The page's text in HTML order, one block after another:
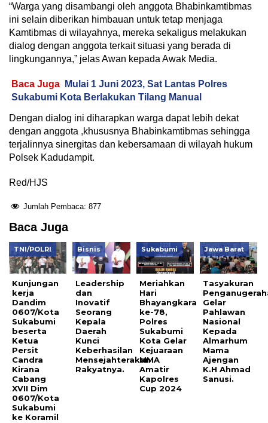
“Warga yang disambangi oleh anggota Bhabinkamtibmas
ini selain diberikan himbauan untuk tetap menjaga
Kamtibmas di wilayahnya, mereka sekaligus melakukan
dialog dengan anggota terkait situasi yang berada di
lingkungannya,” jelas Awan kepada Awak Media.
Baca Juga
Mulai 1 Juni 2023, Sat Lantas Polres
Sukabumi Kota Berlakukan Tilang Manual
Dengan dialog ini diharapkan warga dapat lebih dekat
dengan anggota ,khususnya Bhabinkamtibmas sehingga
terjalinnya sinergitas dan kebersamaan di wilayah hukum
Polsek Kadudampit.
Red/HJS
Jumlah Pembaca: 877
Baca Juga
TNI/POLRI
Kunjungan
kerja
Dandim
0607/Kota
Sukabumi
beserta
Ketua
Persit
Candra
Kirana
Cabang
XVII Dim
0607/Kota
Sukabumi
ke Koramil
Bisnis
Leadership
dan
Inovatif
Seorang
Kepala
Daerah
Kunci
Keberhasilan
Mensejahterakan
Rakyatnya.
Sukabumi
Meriahkan
Hari
Bhayangkara
ke-78,
Polres
Sukabumi
Kota Gelar
Kejuaraan
MMA
Amatir
Kapolres
Cup 2024
Jawa Barat
Tasyakuran
Gelar
Pahlawan
Nasional
Kepada
Almarhum
Mama
Ajengan
K.H Ahmad
Sanusi.